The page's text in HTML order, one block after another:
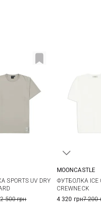
SPORTS UV DRY
2 500 грн
MOONCASTLE
ФУТБОЛКА ICE
CREWNECK
4 320 грн7 200